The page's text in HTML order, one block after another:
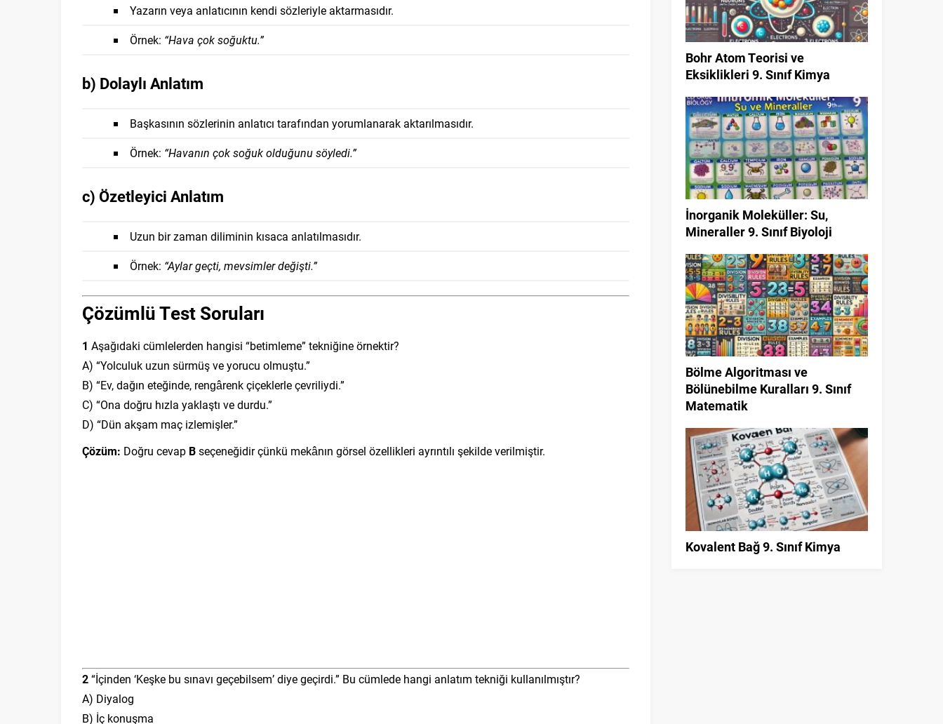
Yazarın veya anlatıcının kendi sözleriyle aktarmasıdır.
Örnek: “Hava çok soğuktu.”
b) Dolaylı Anlatım
Başkasının sözlerinin anlatıcı tarafından yorumlanarak aktarılmasıdır.
Örnek: “Havanın çok soğuk olduğunu söyledi.”
c) Özetleyici Anlatım
Uzun bir zaman diliminin kısaca anlatılmasıdır.
Örnek: “Aylar geçti, mevsimler değişti.”
Çözümlü Test Soruları
1 Aşağıdaki cümlelerden hangisi “betimleme” tekniğine örnektir?
A) “Yolculuk uzun sürmüş ve yorucu olmuştu.”
B) “Ev, dağın eteğinde, rengârenk çiçeklerle çevriliydi.”
C) “Ona doğru hızla yaklaştı ve durdu.”
D) “Dün akşam maç izlemişler.”
Çözüm: Doğru cevap Bseçeneğidir çünkü mekânın görsel özellikleri ayrıntılı şekilde verilmiştir.
2“İçinden ‘Keşke bu sınavı geçebilsem’ diye geçirdi.” Bu cümlede hangi anlatım tekniği kullanılmıştır?
A) Diyalog
B) İç konuşma
Bohr Atom Teorisi ve
Eksiklikleri 9. Sınıf Kimya
İnorganik Moleküller: Su,
Mineraller 9. Sınıf Biyoloji
Bölme Algoritması ve
Bölünebilme Kuralları 9. Sınıf
Matematik
Kovalent Bağ 9. Sınıf Kimya